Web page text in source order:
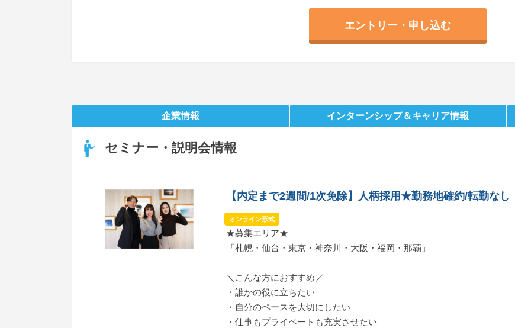
エントリー・申し込む
企業情報 インターンシップ＆キャリア情報
セミナー・説明会情報
【内定まで2週間/1次免除】人柄採用★勤務地確約/転勤なし
オンライン形式
★募集エリア★
「札幌・仙台・東京・神奈川・大阪・福岡・那覇」
＼こんな方におすすめ／
・誰かの役に立ちたい
・自分のペースを大切にしたい
・仕事もプライベートも充実させたい